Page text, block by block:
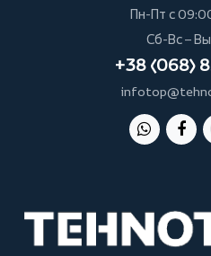
Пн-Пт с
Сб-Вс –
+38 (068)